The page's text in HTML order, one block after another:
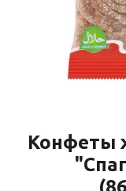
Конфеты